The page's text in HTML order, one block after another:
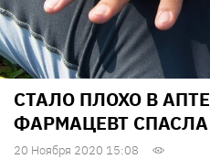
СТАЛО ПЛОХО В
ФАРМАЦЕВТ
20 Ноября 2020 15:08